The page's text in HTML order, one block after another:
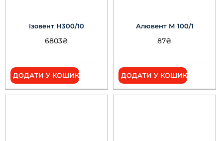
Ізовент Н300/10
6803₴
ДОДАТИ У КОШИК
Алювент М 100/1
87₴
ДОДАТИ У КОШИК